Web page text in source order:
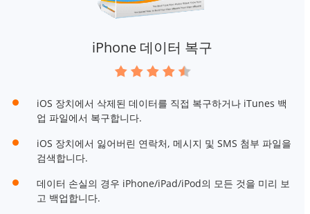
iPhone 데이터 복구
iOS 장치에서 삭제된 데이터를 직접 복구하거나 iTunes 백
업 파일에서 복구합니다.
iOS 장치에서 잃어버린 연락처, 메시지 및 SMS 첨부 파일을
검색합니다.
데이터 손실의 경우 iPhone/iPad/iPod의 모든 것을 미리 보
고 백업합니다.